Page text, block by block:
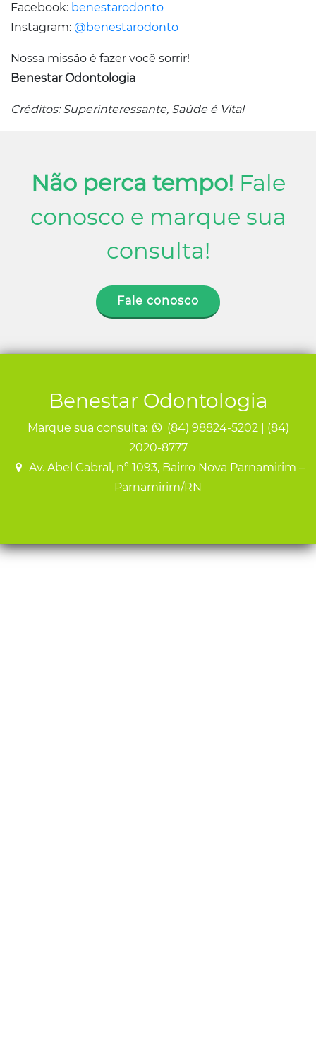
Facebook: benestarodonto
Instagram: @benestarodonto
Nossa missão é fazer você sorrir!
Benestar Odontologia
Créditos: Superinteressante, Saúde é Vital
Não perca tempo! Fale
conosco e marque sua
consulta!
Fale conosco
Benestar Odontologia
Marque sua consulta:
(84) 98824-5202 | (84)
2020-8777
Av. Abel Cabral, nº 1093, Bairro Nova Parnamirim –
Parnamirim/RN